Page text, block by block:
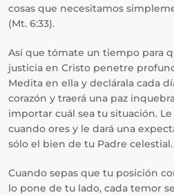
cosas que necesitamos
(Mt. 6:33).
Así que tómate un tiempo para
justicia en Cristo penetre
Medita en ella y declárala cada
corazón y traerá una paz
importar cuál sea tu situación.
cuando ores y le dará una
sólo el bien de tu Padre celestial.
Cuando sepas que tu posición
lo pone de tu lado, cada temor